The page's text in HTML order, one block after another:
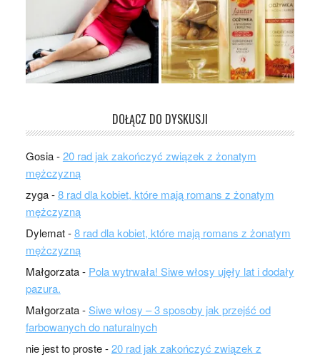
DOŁĄCZ DO DYSKUSJI
Gosia-20 rad jak zakończyć związek z żonatym
mężczyzną
zyga-8 rad dla kobiet, które mają romans z żonatym
mężczyzną
Dylemat-8 rad dla kobiet, które mają romans z żonatym
mężczyzną
Małgorzata- Pola wytrwała! Siwe włosy ujęły lat i dodały
pazura.
Małgorzata-Siwe włosy – 3 sposoby jak przejść od
farbowanych do naturalnych
nie jest to proste-20 rad jak zakończyć związek z